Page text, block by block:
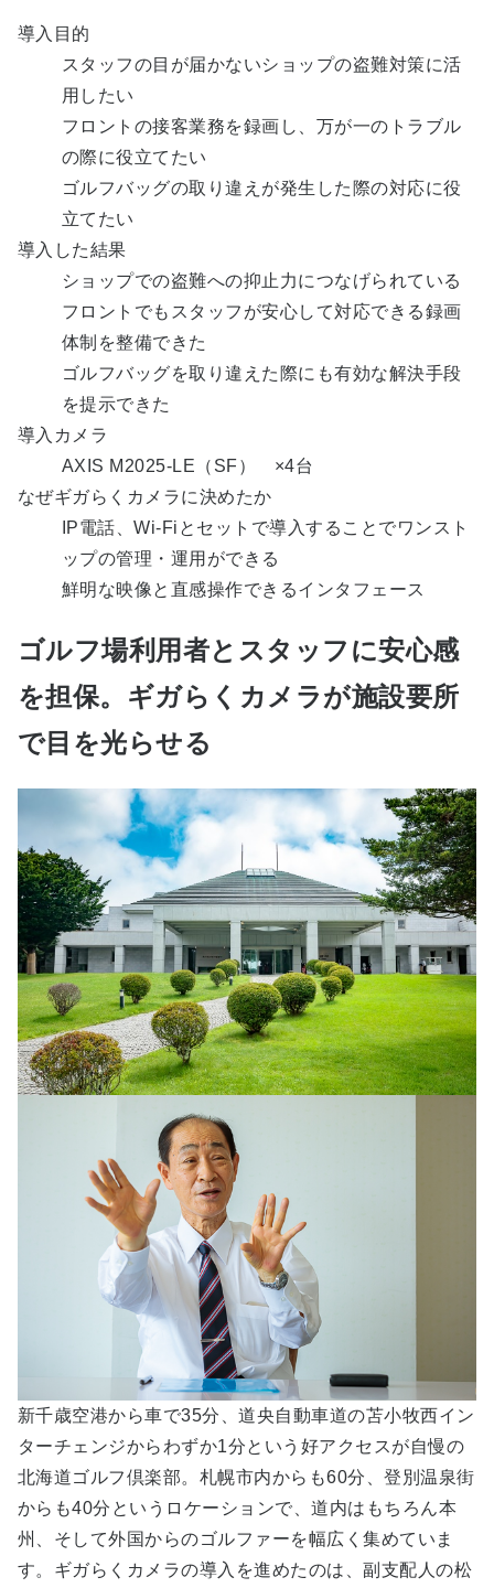
導入目的
スタッフの目が届かないショップの盗難対策に活
用したい
フロントの接客業務を録画し、万が一のトラブル
の際に役立てたい
ゴルフバッグの取り違えが発生した際の対応に役
立てたい
導入した結果
ショップでの盗難への抑止力につなげられている
フロントでもスタッフが安心して対応できる録画
体制を整備できた
ゴルフバッグを取り違えた際にも有効な解決手段
を提示できた
導入カメラ
AXIS M2025-LE（SF） ×4台
なぜギガらくカメラに決めたか
IP電話、Wi-Fiとセットで導入することでワンスト
ップの管理・運用ができる
鮮明な映像と直感操作できるインタフェース
ゴルフ場利用者とスタッフに安心感
を担保。ギガらくカメラが施設要所
で目を光らせる
新千歳空港から車で35分、道央自動車道の苫小牧西イン
ターチェンジからわずか1分という好アクセスが自慢の
北海道ゴルフ倶楽部。札幌市内からも60分、登別温泉街
からも40分というロケーションで、道内はもちろん本
州、そして外国からのゴルファーを幅広く集めていま
す。ギガらくカメラの導入を進めたのは、副支配人の松